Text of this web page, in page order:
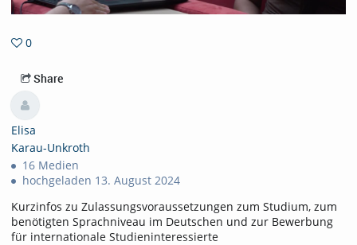
0
Share
Elisa
Karau-Unkroth
16 Medien
hochgeladen 13. August 2024
Kurzinfos zu Zulassungsvoraussetzungen zum Studium, zum
benötigten Sprachniveau im Deutschen und zur Bewerbung
für internationale Studieninteressierte